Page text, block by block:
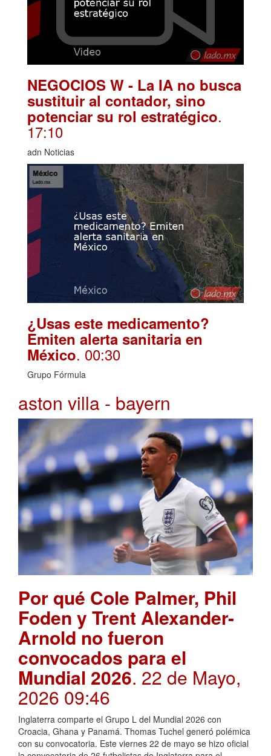
NEGOCIOS W - La IA no busca
sustituir al contador, sino
potenciar su rol estratégico.
17:10
adn Noticias
¿Usas este medicamento?
Emiten alerta sanitaria en
México. 00:30
Grupo Fórmula
aston villa - bayern
Por qué Cole Palmer, Phil
Foden y Trent Alexander-
Arnold no fueron
convocados para el
Mundial 2026. 22 de Mayo,
2026 09:46
Inglaterra comparte el Grupo L del Mundial 2026 con
Croacia, Ghana y Panamá. Thomas Tuchel generó polémica
con su convocatoria. Este viernes 22 de mayo se hizo oficial